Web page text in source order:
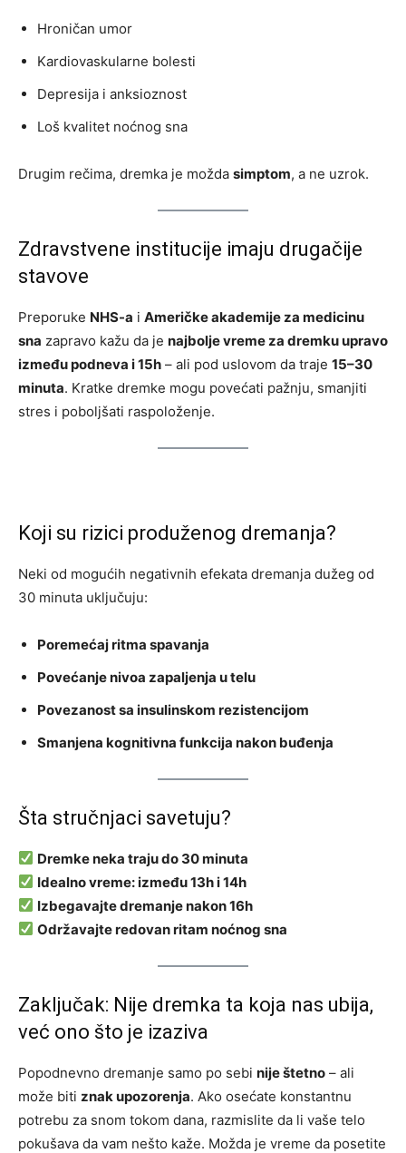
Hroničan umor
Kardiovaskularne bolesti
Depresija i anksioznost
Loš kvalitet noćnog sna
Drugim rečima, dremka je možda simptom, a ne uzrok.
Zdravstvene institucije imaju drugačije
stavove
Preporuke NHS-a i Američke akademije za medicinu
sna zapravo kažu da je najbolje vreme za dremku upravo
između podneva i 15h – ali pod uslovom da traje 15–30
minuta. Kratke dremke mogu povećati pažnju, smanjiti
stres i poboljšati raspoloženje.
Koji su rizici produženog dremanja?
Neki od mogućih negativnih efekata dremanja dužeg od
30 minuta uključuju:
Poremećaj ritma spavanja
Povećanje nivoa zapaljenja u telu
Povezanost sa insulinskom rezistencijom
Smanjena kognitivna funkcija nakon buđenja
Šta stručnjaci savetuju?
Dremke neka traju do 30 minuta
Idealno vreme: između 13h i 14h
Izbegavajte dremanje nakon 16h
Održavajte redovan ritam noćnog sna
Zaključak: Nije dremka ta koja nas ubija,
već ono što je izaziva
Popodnevno dremanje samo po sebi nije štetno – ali
može biti znak upozorenja. Ako osećate konstantnu
potrebu za snom tokom dana, razmislite da li vaše telo
pokušava da vam nešto kaže. Možda je vreme da posetite